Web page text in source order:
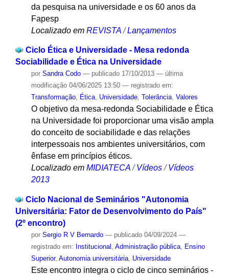
da pesquisa na universidade e os 60 anos da
Fapesp
Localizado em REVISTA /Lançamentos
Ciclo Ética e Universidade - Mesa redonda
Sociabilidade e Ética na Universidade
por Sandra Codo — publicado17/10/2013 — última
modificação04/06/2025 13:50 — registrado em:
Transformação, Ética, Universidade, Tolerância, Valores
O objetivo da mesa-redonda Sociabilidade e Ética
na Universidade foi proporcionar uma visão ampla
do conceito de sociabilidade e das relações
interpessoais nos ambientes universitários, com
ênfase em princípios éticos.
Localizado em MIDIATECA /Vídeos /Vídeos
2013
Ciclo Nacional de Seminários "Autonomia
Universitária: Fator de Desenvolvimento do País"
(2º encontro)
por Sergio R V Bernardo — publicado04/09/2024 —
registrado em: Institucional , Administração pública, Ensino
Superior, Autonomia universitária, Universidade
Este encontro integra o ciclo de cinco seminários -